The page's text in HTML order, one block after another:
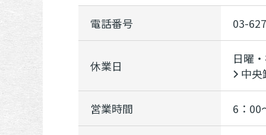
電話番号 03-
休業日
日曜
中
営業時間 6：00